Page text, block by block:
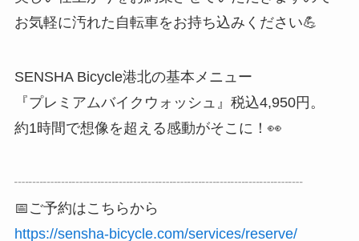
お気軽に汚れた自転車をお持ち込みください💪
SENSHA Bicycle港北の基本メニュー
『プレミアムバイクウォッシュ』税込4,950円。
約1時間で想像を超える感動がそこに！👀
┈┈┈┈┈┈┈┈┈┈┈┈┈┈┈┈┈┈┈┈
📅ご予約はこちらから
https://sensha-bicycle.com/services/reserve/